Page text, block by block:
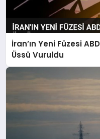
İran’ın Yeni Füzesi
Üssü Vuruldu